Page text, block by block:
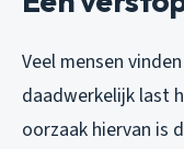
Veel mensen
daadwerkelijk last
oorzaak hiervan is